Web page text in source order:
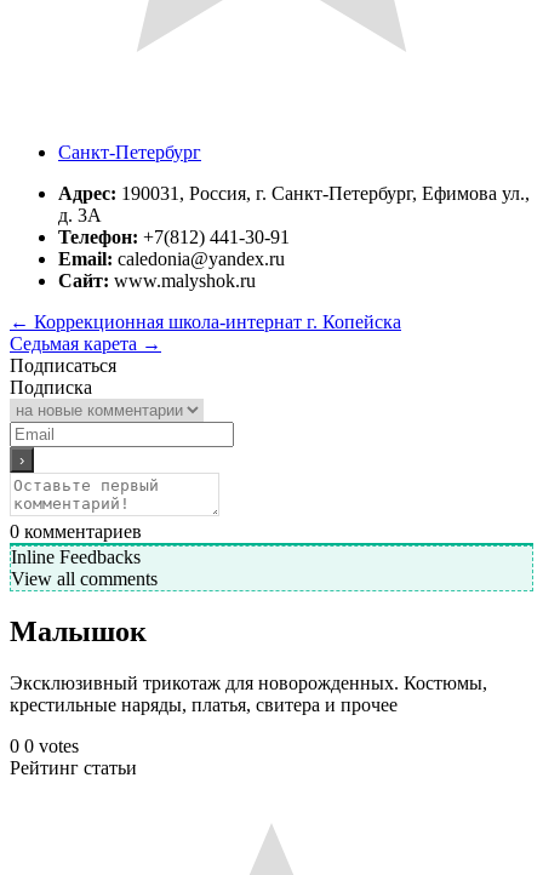
Санкт-Петербург
Адрес: 190031, Россия, г. Санкт-Петербург, Ефимова ул.,
д. 3А
Телефон: +7(812) 441-30-91
Email: caledonia@yandex.ru
Сайт: www.malyshok.ru
← Коррекционная школа-интернат г. Копейска
Седьмая карета →
Подписаться
Подписка
0 комментариев
Inline Feedbacks
View all comments
Малышок
Эксклюзивный трикотаж для новорожденных. Костюмы,
крестильные наряды, платья, свитера и прочее
0 0 votes
Рейтинг статьи